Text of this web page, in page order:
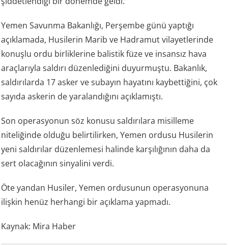
Yemen Savunma Bakanlığı, Perşembe günü yaptığı
açıklamada, Husilerin Marib ve Hadramut vilayetlerinde
konuşlu ordu birliklerine balistik füze ve insansız hava
araçlarıyla saldırı düzenlediğini duyurmuştu. Bakanlık,
saldırılarda 17 asker ve subayın hayatını kaybettiğini, çok
sayıda askerin de yaralandığını açıklamıştı.
Son operasyonun söz konusu saldırılara misilleme
niteliğinde olduğu belirtilirken, Yemen ordusu Husilerin
yeni saldırılar düzenlemesi halinde karşılığının daha da
sert olacağının sinyalini verdi.
Öte yandan Husiler, Yemen ordusunun operasyonuna
ilişkin henüz herhangi bir açıklama yapmadı.
Kaynak: Mira Haber